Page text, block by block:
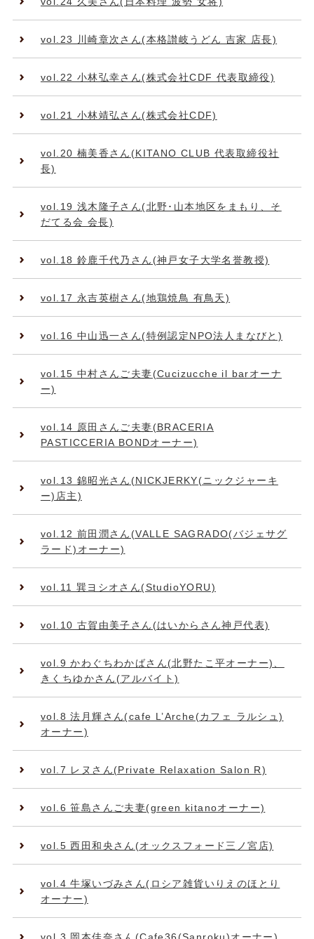
vol.23 川崎章次さん(本格讃岐うどん 吉家 店長)
vol.22 小林弘幸さん(株式会社CDF 代表取締役)
vol.21 小林靖弘さん(株式会社CDF)
vol.20 楠美香さん(KITANO CLUB 代表取締役社
長)
vol.19 浅木隆子さん(北野･山本地区をまもり、そ
だてる会 会長)
vol.18 鈴鹿千代乃さん(神戸女子大学名誉教授)
vol.17 永吉英樹さん(地鶏焼鳥 有鳥天)
vol.16 中山迅一さん(特例認定NPO法人まなびと)
vol.15 中村さんご夫妻(Cucizucche il barオーナ
ー)
vol.14 原田さんご夫妻(BRACERIA
PASTICCERIA BONDオーナー)
vol.13 錦昭光さん(NICKJERKY(ニックジャーキ
ー)店主)
vol.12 前田潤さん(VALLE SAGRADO(バジェサグ
ラード)オーナー)
vol.11 巽ヨシオさん(StudioYORU)
vol.10 古賀由美子さん(はいからさん神戸代表)
vol.9 かわぐちわかばさん(北野たこ平オーナー)、
きくちゆかさん(アルバイト)
vol.8 法月輝さん(cafe L’Arche(カフェ ラルシュ)
オーナー)
vol.7 レヌさん(Private Relaxation Salon R)
vol.6 笹島さんご夫妻(green kitanoオーナー)
vol.5 西田和央さん(オックスフォード三ノ宮店)
vol.4 牛塚いづみさん(ロシア雑貨いりえのほとり
オーナー)